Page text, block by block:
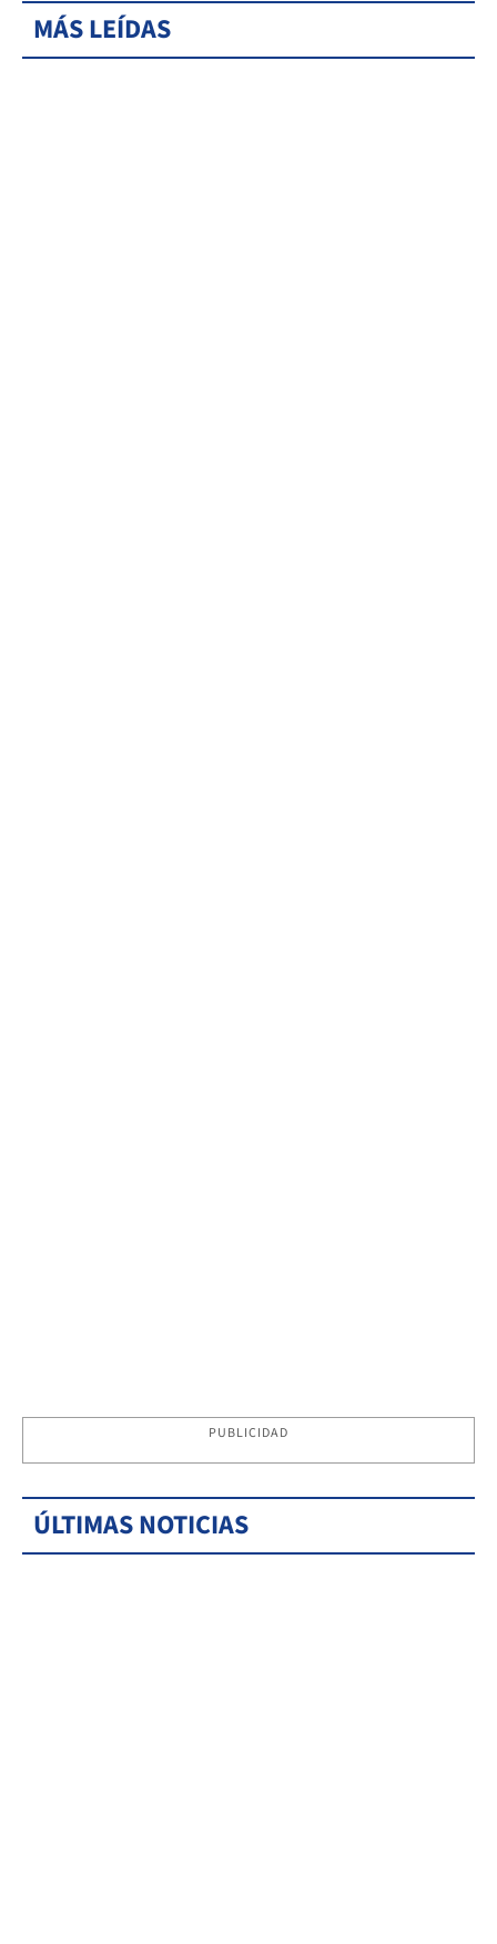
MÁS LEÍDAS
PUBLICIDAD
ÚLTIMAS NOTICIAS